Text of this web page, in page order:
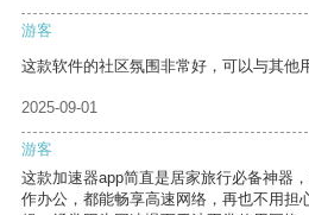
游客
这款软件的社区氛围非常好，可以与其他
2025-09-01
游客
这款加速器app简直是居家旅行必备神器
作办公，都能畅享高速网络，再也不用担